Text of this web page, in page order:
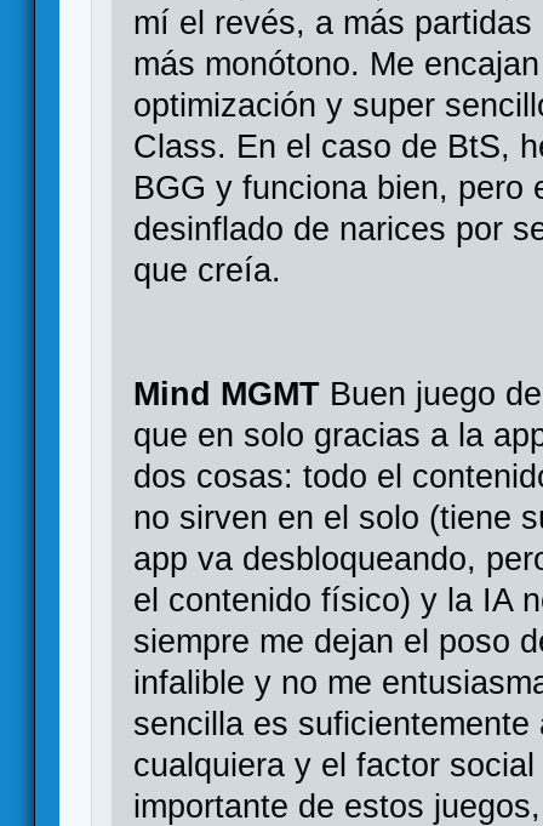
mí el revés, a más
más monótono. Me
optimización y super
Class. En el caso de BtS,
BGG y funciona bien, pero
desinflado de narices por
que creía.
Mind MGMT Buen juego
que en solo gracias a la
dos cosas: todo el
no sirven en el solo (tiene
app va desbloqueando,
el contenido físico) y la IA
siempre me dejan el poso
infalible y no me
sencilla es
cualquiera y el factor
importante de estos